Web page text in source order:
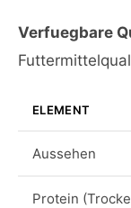
Verfuegbare
ELEMENT
Aussehen
Protein